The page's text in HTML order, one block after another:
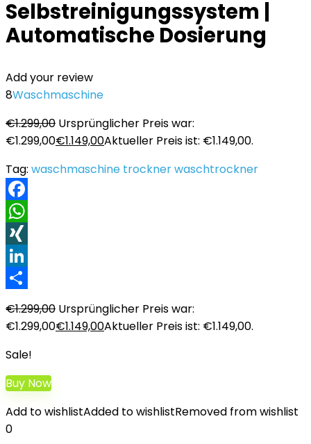
Selbstreinigungssystem |
Automatische Dosierung
Add your review
8Waschmaschine
€1.299,00 Ursprünglicher Preis war:
€1.299,00€1.149,00Aktueller Preis ist: €1.149,00.
Tag: waschmaschine trockner waschtrockner
Facebook
WhatsApp
XING
LinkedIn
€1.299,00 Ursprünglicher Preis war:
€1.299,00€1.149,00Aktueller Preis ist: €1.149,00.
Sale!
Buy Now
Add to wishlistAdded to wishlistRemoved from wishlist
0